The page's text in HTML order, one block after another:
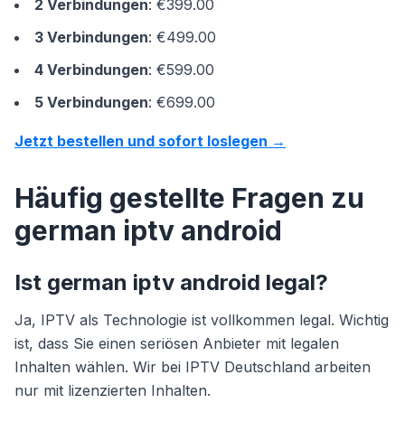
2 Verbindungen: €399.00
3 Verbindungen: €499.00
4 Verbindungen: €599.00
5 Verbindungen: €699.00
Jetzt bestellen und sofort loslegen →
Häufig gestellte Fragen zu
german iptv android
Ist german iptv android legal?
Ja, IPTV als Technologie ist vollkommen legal. Wichtig
ist, dass Sie einen seriösen Anbieter mit legalen
Inhalten wählen. Wir bei IPTV Deutschland arbeiten
nur mit lizenzierten Inhalten.